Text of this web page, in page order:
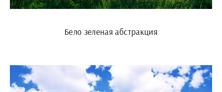
Бело зеленая абстракция